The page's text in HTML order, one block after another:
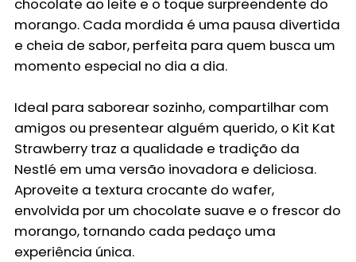
chocolate ao leite e o toque surpreendente do
morango. Cada mordida é uma pausa divertida
e cheia de sabor, perfeita para quem busca um
momento especial no dia a dia.
Ideal para saborear sozinho, compartilhar com
amigos ou presentear alguém querido, o Kit Kat
Strawberry traz a qualidade e tradição da
Nestlé em uma versão inovadora e deliciosa.
Aproveite a textura crocante do wafer,
envolvida por um chocolate suave e o frescor do
morango, tornando cada pedaço uma
experiência única.